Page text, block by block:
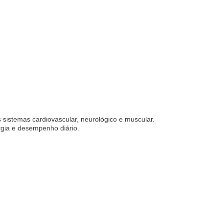
cardiovascular, neurológico e muscular.
e desempenho diário.